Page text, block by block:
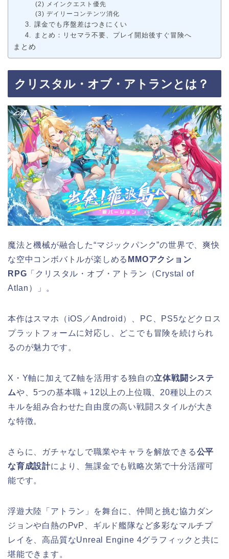
(2) メインクエスト優先
(3) デイリーコンテンツ消化
3. 課金でも序盤差はつきにくい
4. まとめ：リセマラ不要、プレイ開始後すぐ冒険へ
まとめ
クリスタル・オブ・アトランとは？
魔法と機械が融合した“マジックパンク”の世界で、爽快
な空中コンボバトルが楽しめる MMOアクション
RPG 「クリスタル・オブ・アトラン（Crystal of
Atlan）」。
本作はスマホ（iOS／Android）、PC、PS5などクロス
プラットフォームに対応し、どこでも冒険を続けられ
るのが魅力です。
X・Y軸に加えてZ軸を活用する独自の立体戦闘システ
ムや、5つの基本職＋12以上の上位職、20種以上のス
キルを組み合わせた自由度の高い戦闘スタイルが大き
な特徴。
さらに、ガチャなしで職業やキャラを解放できる公平
な育成設計により、無課金でも戦略次第で十分活躍可
能です。
浮遊大陸「アトラン」を舞台に、仲間と挑む協力ダン
ジョンや白熱のPvP、ギルド艦隊など多彩なマルチプ
レイを、高品質なUnreal Engine 4グラフィックと共に
堪能できます。